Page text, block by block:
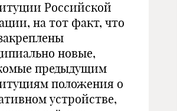
Российской
на тот факт, что
новые,
предыдущим
положения о
устройстве,